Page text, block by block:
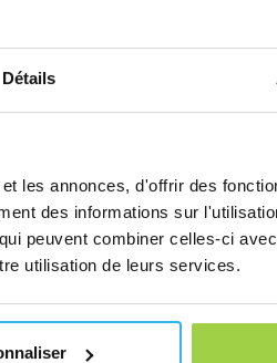
Détails
les annonces, d'offrir des
des informations sur
peuvent combiner celles-ci
utilisation de leurs services.